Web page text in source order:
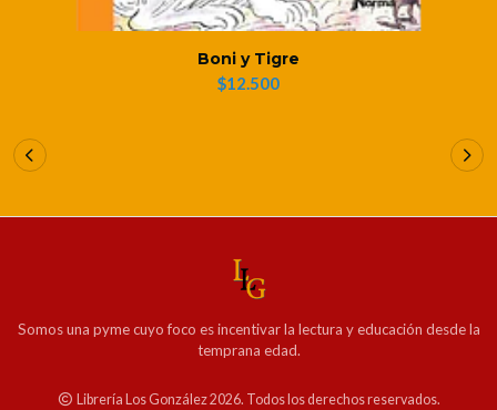
Boni y Tigre
$12.500
Somos una pyme cuyo foco es incentivar la lectura y educación desde la
temprana edad.
Librería Los González 2026. Todos los derechos reservados.